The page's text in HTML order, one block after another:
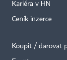
Kariéra v HN
Ceník inzerce
Koupit / darovat